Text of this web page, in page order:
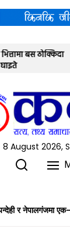
देउवा पक्षयले
आज सर्वोच्च
8 August 2026,
र नेपालगंजमा